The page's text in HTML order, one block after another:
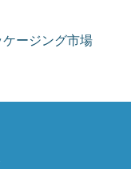
ージング市場